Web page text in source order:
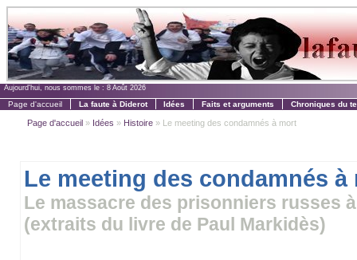
Aujourd'hui, nous sommes le : 8 Août 2026
Page d'accueil La faute à Diderot Idées Faits et arguments Chroniques du
Page d'accueil » Idées » Histoire » Le meeting des condamnés à mort
Le meeting des condamnés à
Le massacre des prisonniers russes
(extraits du livre de Paul Markidès)